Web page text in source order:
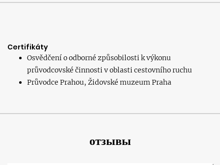
Certifikáty
Osvědčení o odborné způsobilosti k výkonu
průvodcovské činnosti v oblasti cestovního ruchu
Průvodce Prahou, Židovské muzeum Praha
отзывы